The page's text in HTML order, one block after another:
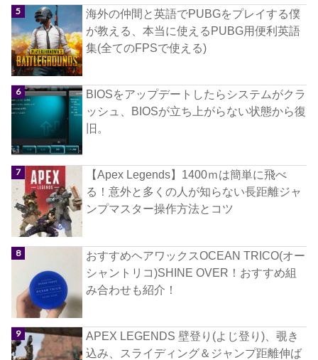
海外の仲間と英語でPUBGをプレイする僕
が教える、本当に使えるPUBG用便利英語
集(全てのFPSで使える)
BIOSをアップデートしたらシステムがクラ
ッシュ、BIOSが立ち上がらない状態から復
旧。
【Apex Legends】1400ｍは簡単に飛べ
る！意外と多くの人が知らない長距離ジャ
ンプマスター操作方法とコツ
おすすめヘアワックスOCEAN TRICO(オー
シャントリコ)SHINE OVER！おすすめ組
み合わせも紹介！
APEX LEGENDS 壁登り(よじ登り)、覗き
込み、スライディング＆ジャンプ距離伸ば